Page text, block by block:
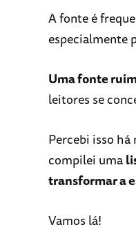
A fonte é
especialmente
Uma fonte
leitores se
Percebi isso
compilei uma
transformar a
Vamos lá!